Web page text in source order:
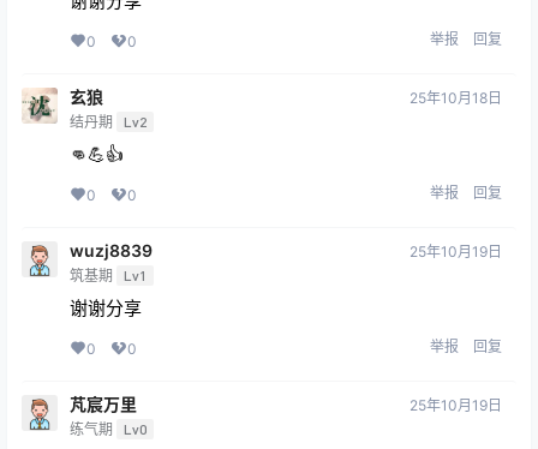
0 0 举报 回复
玄狼
结丹期 Lv2
25年10月18日
👊💪👍
0 0 举报 回复
wuzj8839
筑基期 Lv1
25年10月19日
谢谢分享
0 0 举报 回复
芃宸万里
练气期 Lv0
25年10月19日